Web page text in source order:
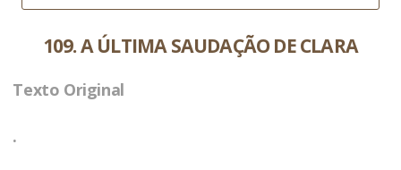
109. A ÚLTIMA SAUDAÇÃO DE CLARA
Texto Original
.